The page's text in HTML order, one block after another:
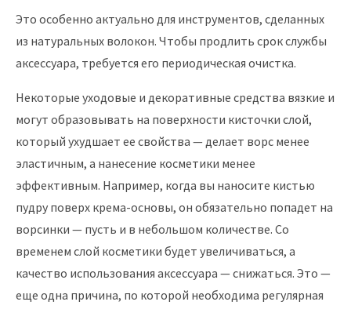
Это особенно актуально для инструментов, сделанных
из натуральных волокон. Чтобы продлить срок службы
аксессуара, требуется его периодическая очистка.
Некоторые уходовые и декоративные средства вязкие и
могут образовывать на поверхности кисточки слой,
который ухудшает ее свойства — делает ворс менее
эластичным, а нанесение косметики менее
эффективным. Например, когда вы наносите кистью
пудру поверх крема-основы, он обязательно попадет на
ворсинки — пусть и в небольшом количестве. Со
временем слой косметики будет увеличиваться, а
качество использования аксессуара — снижаться. Это —
еще одна причина, по которой необходима регулярная